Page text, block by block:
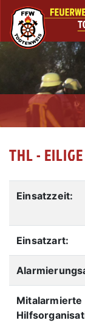
THL -
Einsatzzeit:
Einsatzart:
Mitalarmierte